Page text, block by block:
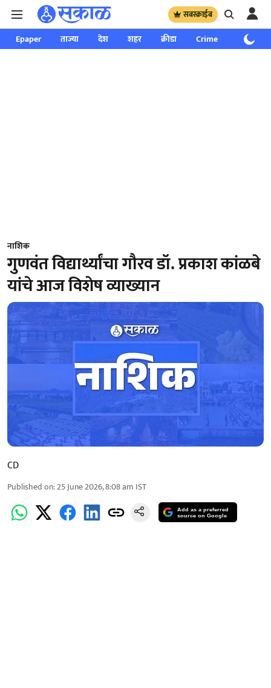
सबस्क्राईब
Epaper ताज्या देश शहर क्रीडा Crime साप्ताहिक
नाशिक
गुणवंत विद्यार्थ्यांचा गौरव डॉ. प्रकाश कांळबे
यांचे आज विशेष व्याख्यान
CD
Published on:25 June 2026, 8:08 am IST
Add as a preferred
source on Google